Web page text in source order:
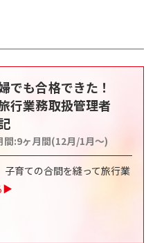
でも合格できた！
行業務取扱管理者
間:9ヶ月間(12月/1月〜)
育ての合間を縫って旅行業
▶